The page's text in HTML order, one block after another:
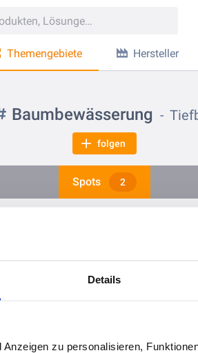
Details
zu personalisieren,
Themengebiete Hersteller
Baumbewässerung
folgen
Spots 2